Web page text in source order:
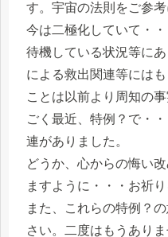
す。宇宙の法則をご参考
今は二極化していて・
待機している状況等に
による救出関連等には
ことは以前より周知の事
ごく最近、特例？で・
連がありました。
どうか、心からの悔い
ますように・・・お祈
また、これらの特例？
さい。二度はもうありま